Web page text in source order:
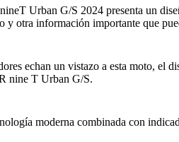
Urban G/S 2024 presenta un
otra información importante que
echan un vistazo a esta moto,
nine T Urban G/S.
moderna combinada con